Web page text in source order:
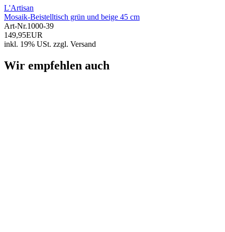
L'Artisan
Mosaik-Beistelltisch grün und beige 45 cm
Art-Nr.1000-39
149,95EUR
inkl. 19% USt. zzgl. Versand
Wir empfehlen auch